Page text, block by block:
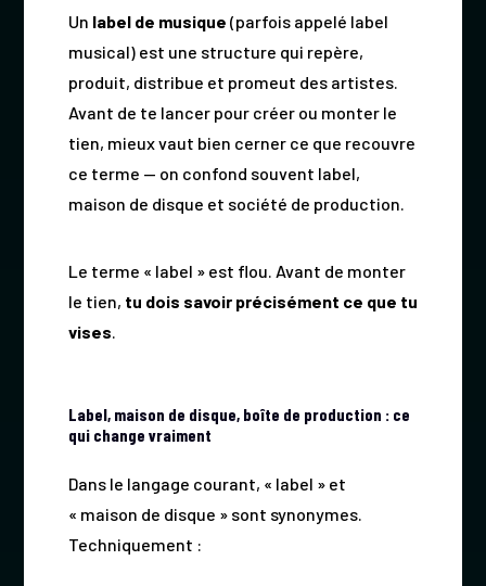
Un label de musique (parfois appelé label
musical) est une structure qui repère,
produit, distribue et promeut des artistes.
Avant de te lancer pour créer ou monter le
tien, mieux vaut bien cerner ce que recouvre
ce terme — on confond souvent label,
maison de disque et société de production.
Le terme « label » est flou. Avant de monter
le tien, tu dois savoir précisément ce que tu
vises
Label, maison de disque, boîte de production : ce
qui change vraiment
Dans le langage courant, « label » et
« maison de disque » sont synonymes.
Techniquement :